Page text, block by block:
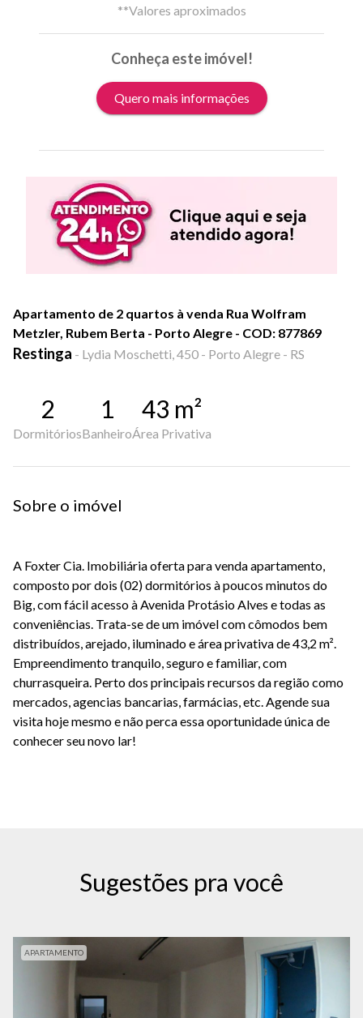
**Valores aproximados
Conheça este imóvel!
Quero mais informações
Apartamento de 2 quartos à venda Rua Wolfram
Metzler, Rubem Berta - Porto Alegre - COD: 877869
Restinga - Lydia Moschetti, 450 - Porto Alegre - RS
2
Dormitórios
1
Banheiro
43 m²
Área Privativa
Sobre o imóvel
A Foxter Cia. Imobiliária oferta para venda apartamento,
composto por dois (02) dormitórios à poucos minutos do
Big, com fácil acesso à Avenida Protásio Alves e todas as
conveniências. Trata-se de um imóvel com cômodos bem
distribuídos, arejado, iluminado e área privativa de 43,2 m².
Empreendimento tranquilo, seguro e familiar, com
churrasqueira. Perto dos principais recursos da região como
mercados, agencias bancarias, farmácias, etc. Agende sua
visita hoje mesmo e não perca essa oportunidade única de
conhecer seu novo lar!
Sugestões pra você
APARTAMENTO